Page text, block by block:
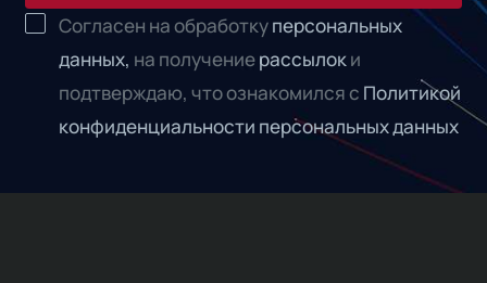
Согласен на обработкуперсональных
данных, на получениерассылок и
подтверждаю, что ознакомился с Политикой
конфиденциальности персональных данных